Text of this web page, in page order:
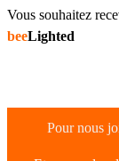
Vous souhaitez
beeLighted
Pour nous